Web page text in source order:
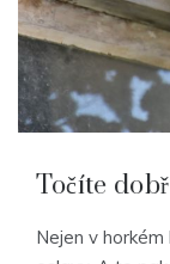
Točíte
Nejen v